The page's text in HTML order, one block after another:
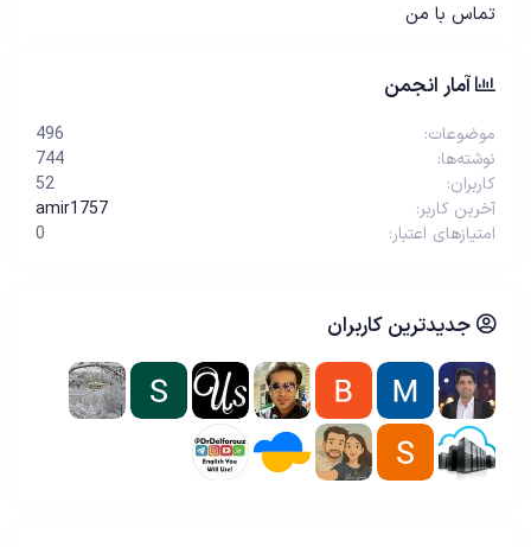
تماس با من
آمار انجمن
موضوعات
496
نوشته‌ها
744
کاربران
52
آخرین کاربر
amir1757
امتیازهای اعتبار
0
جدیدترین کاربران